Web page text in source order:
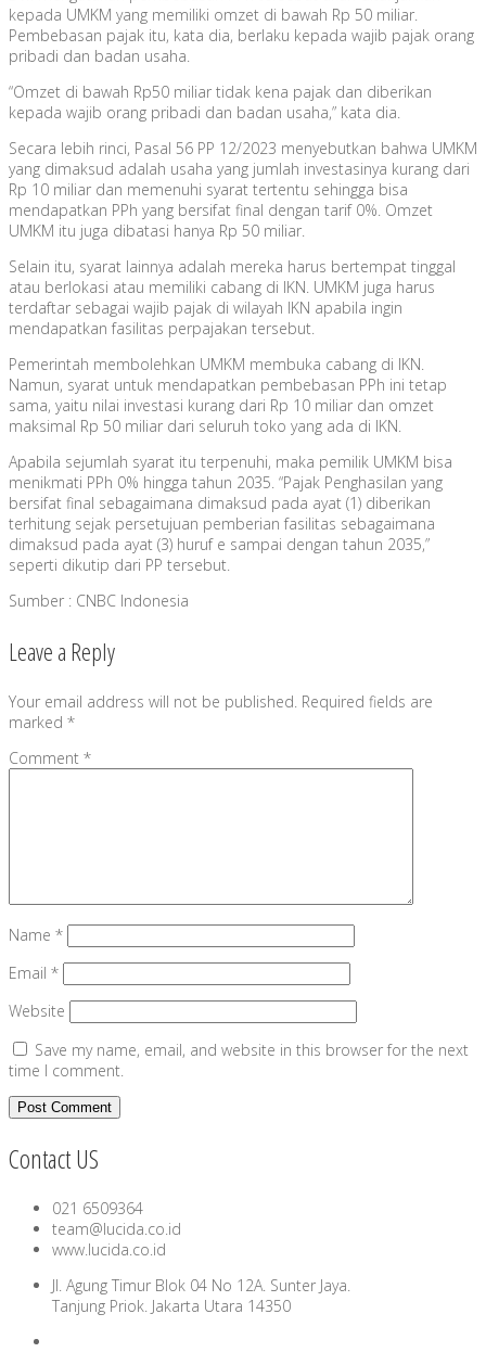
kepada UMKM yang memiliki omzet di bawah Rp 50 miliar.
Pembebasan pajak itu, kata dia, berlaku kepada wajib pajak orang
pribadi dan badan usaha.
“Omzet di bawah Rp50 miliar tidak kena pajak dan diberikan
kepada wajib orang pribadi dan badan usaha,” kata dia.
Secara lebih rinci, Pasal 56 PP 12/2023 menyebutkan bahwa UMKM
yang dimaksud adalah usaha yang jumlah investasinya kurang dari
Rp 10 miliar dan memenuhi syarat tertentu sehingga bisa
mendapatkan PPh yang bersifat final dengan tarif 0%. Omzet
UMKM itu juga dibatasi hanya Rp 50 miliar.
Selain itu, syarat lainnya adalah mereka harus bertempat tinggal
atau berlokasi atau memiliki cabang di IKN. UMKM juga harus
terdaftar sebagai wajib pajak di wilayah IKN apabila ingin
mendapatkan fasilitas perpajakan tersebut.
Pemerintah membolehkan UMKM membuka cabang di IKN.
Namun, syarat untuk mendapatkan pembebasan PPh ini tetap
sama, yaitu nilai investasi kurang dari Rp 10 miliar dan omzet
maksimal Rp 50 miliar dari seluruh toko yang ada di IKN.
Apabila sejumlah syarat itu terpenuhi, maka pemilik UMKM bisa
menikmati PPh 0% hingga tahun 2035. “Pajak Penghasilan yang
bersifat final sebagaimana dimaksud pada ayat (1) diberikan
terhitung sejak persetujuan pemberian fasilitas sebagaimana
dimaksud pada ayat (3) huruf e sampai dengan tahun 2035,”
seperti dikutip dari PP tersebut.
Sumber : CNBC Indonesia
Leave a Reply
Your email address will not be published. Required fields are
marked *
Comment *
Name *
Email *
Website
Save my name, email, and website in this browser for the next
time I comment.
Contact US
021 6509364
team@lucida.co.id
www.lucida.co.id
Jl. Agung Timur Blok 04 No 12A. Sunter Jaya.
Tanjung Priok. Jakarta Utara 14350